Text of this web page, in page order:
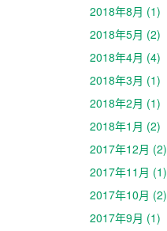
2018年8月 (1)
2018年5月 (2)
2018年4月 (4)
2018年3月 (1)
2018年2月 (1)
2018年1月 (2)
2017年12月 (2)
2017年11月 (1)
2017年10月 (2)
2017年9月 (1)